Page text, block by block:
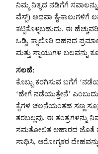
ನಿಮ್ಮ ನಿತ್ಯದ ನಡಿಗೆಗೆ
ವೆಸ್ಟ್) ಅಥವಾ ಕೈ-ಕಾಲುಗಳಿಗೆ
ಕಟ್ಟಿಕೊಳ್ಳಬಹುದು. ಈ
ಒಡ್ಡಿ, ಕ್ಯಾಲೊರಿ ದಹನದ
ಮತ್ತು ಸ್ನಾಯುಗಳ ಬಲವನ್ನು
ಸಲಹೆ:
ಕೊಬ್ಬು ಕರಗಿಸುವ ಬಗೆಗೆ
‘ಹೇಗೆ ನಡೆಯುತ್ತೇನೆ’
ಕೈಗಳ ಚಲನೆಯಂತಹ ಸಣ್ಣ
ತರಬಲ್ಲವು. ಈ ತಂತ್ರಗಳನ್ನು
ಸಮತೋಲಿತ ಆಹಾರದ ಜೊತೆ
ಸಾಧಿಸಿ, ಆರೋಗ್ಯಕರ